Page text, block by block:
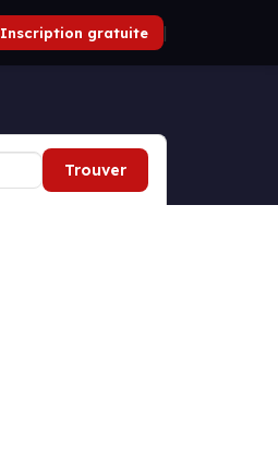
Inscription gratuite |
Trouver